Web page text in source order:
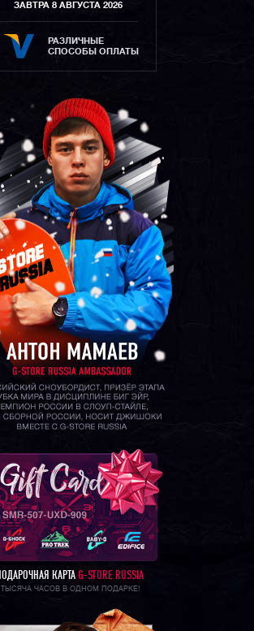
ЗАВТРА 8 АВГУСТА 2026
РАЗЛИЧНЫЕ
СПОСОБЫ ОПЛАТЫ
ПОДАРОЧНАЯ КАРТА G-STORE RUSSIA
ТЫСЯЧА ЧАСОВ В ОДНОМ ПОДАРКЕ!